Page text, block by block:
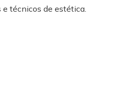
técnicos de estética.